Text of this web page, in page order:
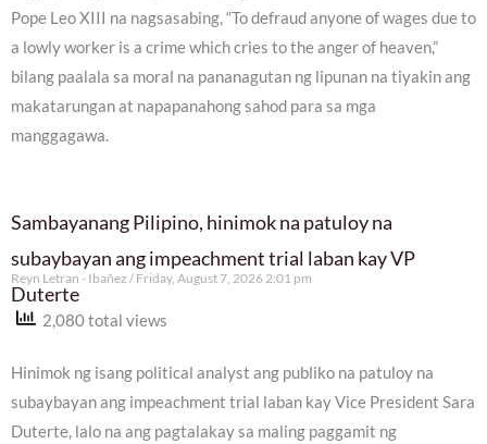
Pope Leo XIII na nagsasabing, “To defraud anyone of wages due to
a lowly worker is a crime which cries to the anger of heaven,”
bilang paalala sa moral na pananagutan ng lipunan na tiyakin ang
makatarungan at napapanahong sahod para sa mga
manggagawa.
Sambayanang Pilipino, hinimok na patuloy na
subaybayan ang impeachment trial laban kay VP
Duterte
Reyn Letran - Ibañez Friday, August 7, 2026 2:01 pm
2,080 total views
Hinimok ng isang political analyst ang publiko na patuloy na
subaybayan ang impeachment trial laban kay Vice President Sara
Duterte, lalo na ang pagtalakay sa maling paggamit ng